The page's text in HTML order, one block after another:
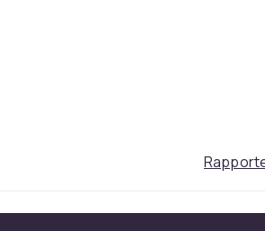
efter enhetens behov –